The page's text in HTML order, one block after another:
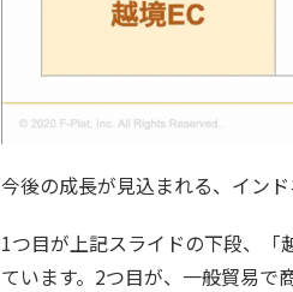
今後の成長が見込まれる、イン
1つ目が上記スライドの下段、「
ています。2つ目が、一般貿易で